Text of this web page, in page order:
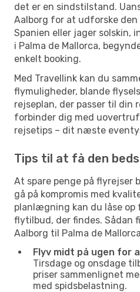
det er en sindstilstand.
Aalborg for at udforske
Spanien eller jager solskin,
i Palma de Mallorca,
enkelt booking.
Med Travellink kan du
flymuligheder, blande
rejseplan, der passer til din
forbinder dig med
rejsetips – dit næste
Tips til at få den
At spare penge på flyrejser
gå på kompromis med
planlægning kan du låse op
flytilbud, der findes. Sådan
Aalborg til Palma de
Flyv midt på ugen for
Tirsdage og onsdage
priser sammenlignet
med spidsbelastning.